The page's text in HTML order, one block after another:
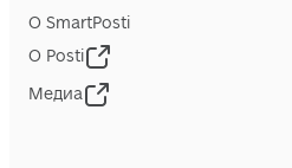
О SmartPosti
О Posti
Медиа